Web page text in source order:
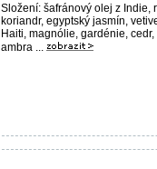
Složení: šafránový olej z Indie,
koriandr, egyptský jasmín,
Haiti, magnólie, gardénie, cedr,
ambra ...